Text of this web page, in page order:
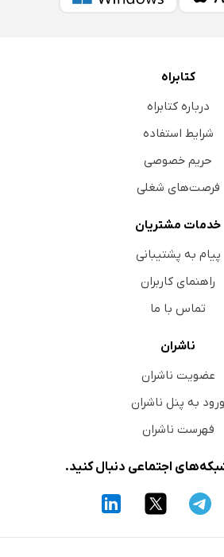
کتابراه
درباره کتابراه
شرایط استفاده
حریم خصوصی
فرصت‌های شغلی
خدمات مشتریان
پیام به پشتیبانی
راهنمای کاربران
تماس با ما
ناشران
عضویت ناشران
ورود به پنل ناشران
فهرست ناشران
شبکه‌های اجتماعی دنبال کنید.